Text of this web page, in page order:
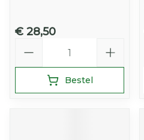
€ 28,50
Bestel